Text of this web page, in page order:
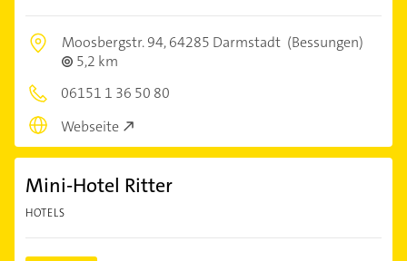
Moosbergstr. 94,64285 Darmstadt (Bessungen)
5,2 km
06151 1 36 50 80
Webseite
Mini-Hotel Ritter
HOTELS